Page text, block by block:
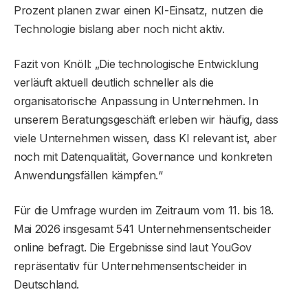
Prozent planen zwar einen KI-Einsatz, nutzen die
Technologie bislang aber noch nicht aktiv.
Fazit von Knöll: „Die technologische Entwicklung
verläuft aktuell deutlich schneller als die
organisatorische Anpassung in Unternehmen. In
unserem Beratungsgeschäft erleben wir häufig, dass
viele Unternehmen wissen, dass KI relevant ist, aber
noch mit Datenqualität, Governance und konkreten
Anwendungsfällen kämpfen.“
Für die Umfrage wurden im Zeitraum vom 11. bis 18.
Mai 2026 insgesamt 541 Unternehmensentscheider
online befragt. Die Ergebnisse sind laut YouGov
repräsentativ für Unternehmensentscheider in
Deutschland.